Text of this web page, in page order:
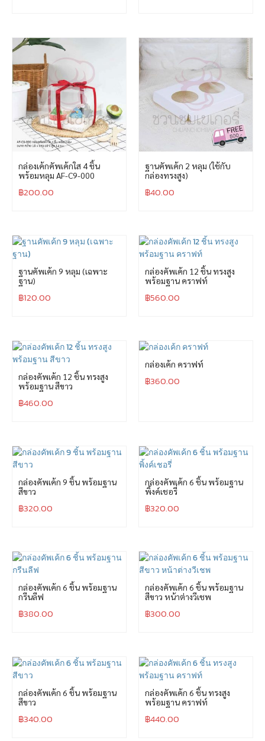
กล่องเค้กคัพเค้กใส 4 ชิ้น
พร้อมหลุม AF-C9-000
฿200.00
ฐานคัพเค้ก 2 หลุม (ใช้กับ
กล่องทรงสูง)
฿40.00
ฐานคัพเค้ก 9 หลุม (เฉพาะ
ฐาน)
฿120.00
กล่องคัพเค้ก 12 ชิ้น ทรงสูง
พร้อมฐาน คราฟท์
฿560.00
กล่องคัพเค้ก 12 ชิ้น ทรงสูง
พร้อมฐาน สีขาว
฿460.00
กล่องเค้ก คราฟท์
฿360.00
กล่องคัพเค้ก 9 ชิ้น พร้อมฐาน
สีขาว
฿320.00
กล่องคัพเค้ก 6 ชิ้น พร้อมฐาน
พิ้งค์เชอรี่
฿320.00
กล่องคัพเค้ก 6 ชิ้น พร้อมฐาน
กรีนลีฟ
฿380.00
กล่องคัพเค้ก 6 ชิ้น พร้อมฐาน
สีขาว หน้าต่างวีเชพ
฿300.00
กล่องคัพเค้ก 6 ชิ้น พร้อมฐาน
สีขาว
฿340.00
กล่องคัพเค้ก 6 ชิ้น ทรงสูง
พร้อมฐาน คราฟท์
฿440.00